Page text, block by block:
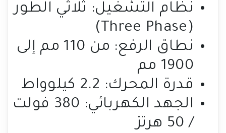
نظام التشغيل: ثلاثي الطور
(Three Phase)
نطاق الرفع: من 110 مم إلى
1900 مم
قدرة المحرك: 2.2 كيلوواط
الجهد الكهربائي: 380 فولت
/ 50 هرتز